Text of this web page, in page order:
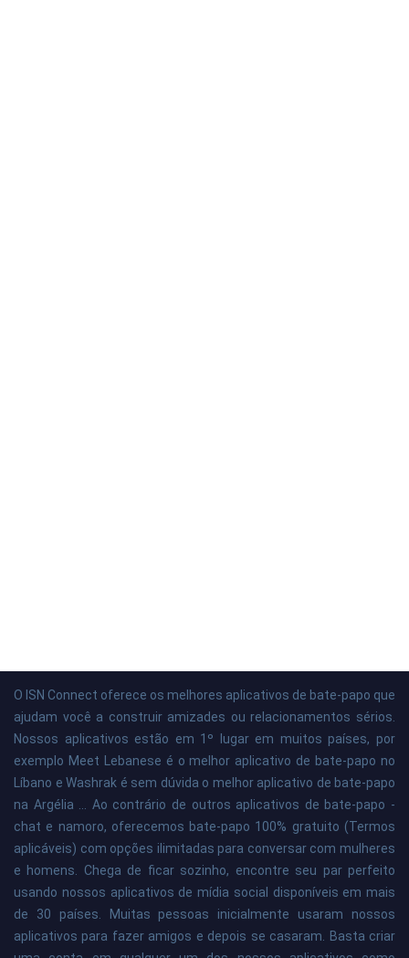
O ISN Connect oferece os melhores aplicativos de bate-papo que
ajudam você a construir amizades ou relacionamentos sérios.
Nossos aplicativos estão em 1º lugar em muitos países, por
exemplo Meet Lebanese é o melhor aplicativo de bate-papo no
Líbano e Washrak é sem dúvida o melhor aplicativo de bate-papo
na Argélia ... Ao contrário de outros aplicativos de bate-papo -
chat e namoro, oferecemos bate-papo 100% gratuito (Termos
aplicáveis) com opções ilimitadas para conversar com mulheres
e homens. Chega de ficar sozinho, encontre seu par perfeito
usando nossos aplicativos de mídia social disponíveis em mais
de 30 países. Muitas pessoas inicialmente usaram nossos
aplicativos para fazer amigos e depois se casaram. Basta criar